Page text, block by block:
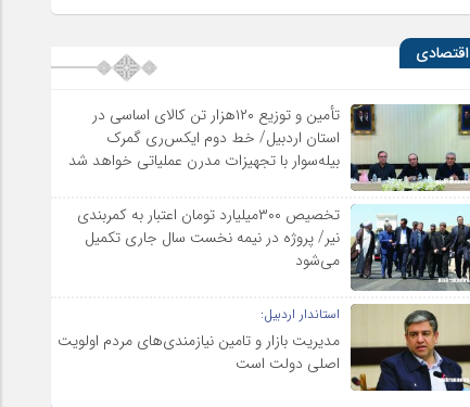
اقتصادی
تأمین و توزیع ۱۲۰هزار تن کالای اساسی در
استان اردبیل/ خط دوم ایکس‌ری گمرک
بیله‌سوار با تجهیزات مدرن عملیاتی خواهد شد
تخصیص ۳۰۰میلیارد تومان اعتبار به کمربندی
نیر/ پروژه در نیمه نخست سال جاری تکمیل
می‌شود
استاندار اردبیل:
مدیریت بازار و تامین نیازمندی‌های مردم اولویت‌
اصلی دولت است